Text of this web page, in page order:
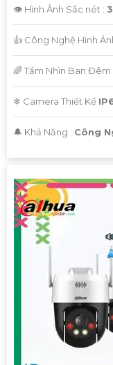
👁 Hình Ảnh Sắc nét :
👍 Công Nghệ Hình
🌈 Tầm Nhìn Ban Đêm
❄ Camera Thiết Kế
️🔔 Khả Năng : Công